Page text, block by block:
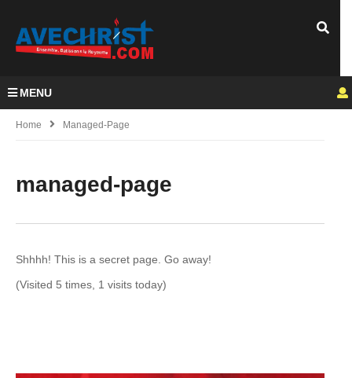
MENU
Home Managed-Page
managed-page
Shhhh! This is a secret page. Go away!
(Visited 5 times, 1 visits today)